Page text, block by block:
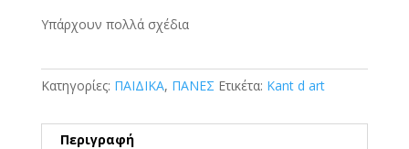
Υπάρχουν πολλά σχέδια
Κατηγορίες: ΠΑΙΔΙΚΑ, ΠΑΝΕΣ Ετικέτα: Kant d art
Περιγραφή